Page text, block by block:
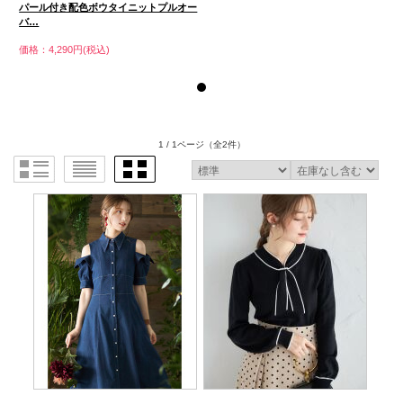
パール付き配色ボウタイニットプルオー
バ…
価格：4,290円(税込)
1 / 1ページ （全2件）